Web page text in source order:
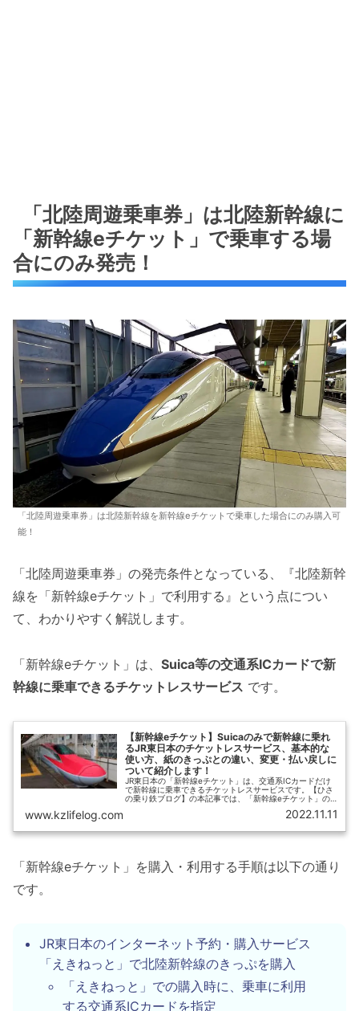
「北陸周遊乗車券」は北陸新幹線に
「新幹線eチケット」で乗車する場
合にのみ発売！
「北陸周遊乗車券」は北陸新幹線を新幹線eチケットで乗車した場合にのみ購入可
能！
「北陸周遊乗車券」の発売条件となっている、『北陸新幹
線を「新幹線eチケット」で利用する』という点につい
て、わかりやすく解説します。
「新幹線eチケット」は、 Suica等の交通系ICカードで新
幹線に乗車できるチケットレスサービス です。
【新幹線eチケット】Suicaのみで新幹線に乗れ
るJR東日本のチケットレスサービス、基本的な
使い方、紙のきっぷとの違い、変更・払い戻しに
ついて紹介します！
JR東日本の「新幹線eチケット」は、交通系ICカードだけ
で新幹線に乗車できるチケットレスサービスです。【ひさ
の乗り鉄ブログ】の本記事では、「新幹線eチケット」の
の違い、払い戻し・変更の方法、「えきねっとトクだ値」
紹介します。
www.kzlifelog.com 2022.11.11
「新幹線eチケット」を購入・利用する手順は以下の通り
です。
JR東日本のインターネット予約・購入サービス
「えきねっと」で北陸新幹線のきっぷを購入
「えきねっと」での購入時に、乗車に利用
する交通系ICカードを指定